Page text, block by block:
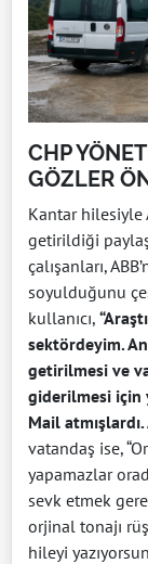
CHP
GÖZLER
Kantar hilesiyle
getirildiği
çalışanları,
soyulduğunu
kullanıcı,
sektördeyim.
getirilmesi ve
giderilmesi için
Mail
vatandaş ise,
yapamazlar
sevk etmek
orjinal tonajı
hileyi